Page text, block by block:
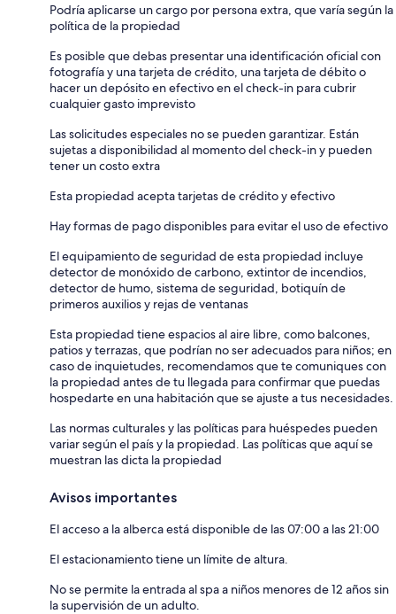
Podría aplicarse un cargo por persona extra, que varía según la
política de la propiedad
Es posible que debas presentar una identificación oficial con
fotografía y una tarjeta de crédito, una tarjeta de débito o
hacer un depósito en efectivo en el check-in para cubrir
cualquier gasto imprevisto
Las solicitudes especiales no se pueden garantizar. Están
sujetas a disponibilidad al momento del check-in y pueden
tener un costo extra
Esta propiedad acepta tarjetas de crédito y efectivo
Hay formas de pago disponibles para evitar el uso de efectivo
El equipamiento de seguridad de esta propiedad incluye
detector de monóxido de carbono, extintor de incendios,
detector de humo, sistema de seguridad, botiquín de
primeros auxilios y rejas de ventanas
Esta propiedad tiene espacios al aire libre, como balcones,
patios y terrazas, que podrían no ser adecuados para niños; en
caso de inquietudes, recomendamos que te comuniques con
la propiedad antes de tu llegada para confirmar que puedas
hospedarte en una habitación que se ajuste a tus necesidades.
Las normas culturales y las políticas para huéspedes pueden
variar según el país y la propiedad. Las políticas que aquí se
muestran las dicta la propiedad
Avisos importantes
El acceso a la alberca está disponible de las 07:00 a las 21:00
El estacionamiento tiene un límite de altura.
No se permite la entrada al spa a niños menores de 12 años sin
la supervisión de un adulto.